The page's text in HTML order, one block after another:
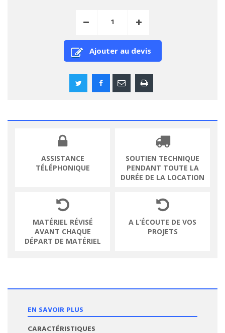
Ajouter au devis
ASSISTANCE
TÉLÉPHONIQUE
SOUTIEN TECHNIQUE
PENDANT TOUTE LA
DURÉE DE LA LOCATION
MATÉRIEL RÉVISÉ
AVANT CHAQUE
DÉPART DE MATÉRIEL
A L’ÉCOUTE DE VOS
PROJETS
EN SAVOIR PLUS
CARACTÉRISTIQUES